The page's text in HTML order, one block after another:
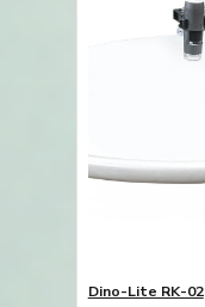
Dino-Lite RK-02